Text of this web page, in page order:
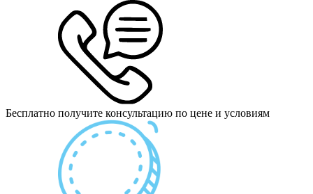
Бесплатно получите консультацию по цене и условиям